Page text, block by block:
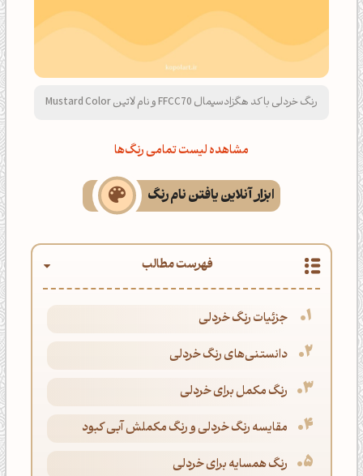
رنگ خردلی با کد هگزادسیمال FFCC70 و نام لاتین Mustard Color
مشاهده لیست تمامی رنگ‌ها
ابزار آنلاین یافتن نام رنگ
فهرست مطالب
جزئیات رنگ خردلی
دانستنی‌های رنگ خردلی
رنگ مکمل برای خردلی
مقایسه رنگ خردلی و رنگ مکملش آبی کبود
رنگ همسایه برای خردلی